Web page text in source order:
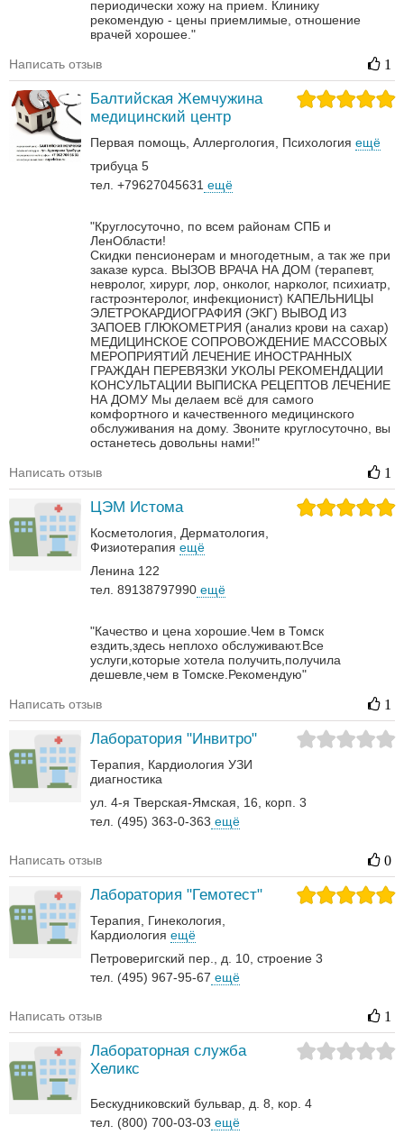
периодически хожу на прием. Клинику
рекомендую - цены приемлимые, отношение
врачей хорошее."
Написать отзыв 1
Балтийская Жемчужина
медицинский центр
Первая помощь Аллергология Психология ещё
трибуца 5
тел. +79627045631 ещё
"Круглосуточно, по всем районам СПБ и
ЛенОбласти!
Скидки пенсионерам и многодетным, а так же при
заказе курса. ВЫЗОВ ВРАЧА НА ДОМ (терапевт,
невролог, хирург, лор, онколог, нарколог, психиатр,
гастроэнтеролог, инфекционист) КАПЕЛЬНИЦЫ
ЭЛЕТРОКАРДИОГРАФИЯ (ЭКГ) ВЫВОД ИЗ
ЗАПОЕВ ГЛЮКОМЕТРИЯ (анализ крови на сахар)
МЕДИЦИНСКОЕ СОПРОВОЖДЕНИЕ МАССОВЫХ
МЕРОПРИЯТИЙ ЛЕЧЕНИЕ ИНОСТРАННЫХ
ГРАЖДАН ПЕРЕВЯЗКИ УКОЛЫ РЕКОМЕНДАЦИИ
КОНСУЛЬТАЦИИ ВЫПИСКА РЕЦЕПТОВ ЛЕЧЕНИЕ
НА ДОМУ Мы делаем всё для самого
комфортного и качественного медицинского
обслуживания на дому. Звоните круглосуточно, вы
останетесь довольны нами!"
Написать отзыв 1
ЦЭМ Истома
Косметология Дерматология‎
Физиотерапия ещё
Ленина 122
тел. 89138797990 ещё
"Качество и цена хорошие.Чем в Томск
ездить,здесь неплохо обслуживают.Все
услуги,которые хотела получить,получила
дешевле,чем в Томске.Рекомендую"
Написать отзыв 1
Лаборатория "Инвитро"
Терапия Кардиология УЗИ
диагностика
ул. 4-я Тверская-Ямская, 16, корп. 3
тел. (495) 363-0-363 ещё
Написать отзыв 0
Лаборатория "Гемотест"
Терапия
Гинекология
Кардиология ещё
Петроверигский пер., д. 10, строение 3
тел. (495) 967-95-67 ещё
Написать отзыв 1
Лабораторная служба
Хеликс
Бескудниковский бульвар, д. 8, кор. 4
тел. (800) 700-03-03 ещё